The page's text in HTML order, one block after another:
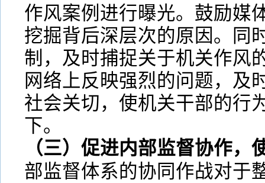
作风案例进行曝光。鼓励媒
挖掘背后深层次的原因。同
制，及时捕捉关于机关作风
网络上反映强烈的问题，及
社会关切，使机关干部的行
下。
（三）促进内部监督协作，
部监督体系的协同作战对于